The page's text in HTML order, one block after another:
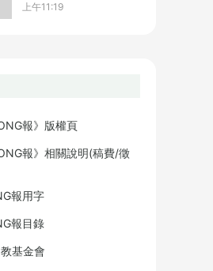
上午11:19
報》版權頁
報》相關說明(稿費/徵
報用字
報目錄
基金會